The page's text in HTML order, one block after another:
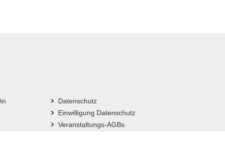
Datenschutz
Einwilligung Datenschutz
Veranstaltungs-AGBs